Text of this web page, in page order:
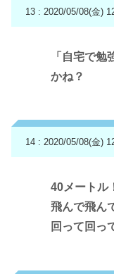
13 : 2020/05/08(金)
「自宅で
かね？
14 : 2020/05/08(金)
40メートル
飛んで飛ん
回って回っ